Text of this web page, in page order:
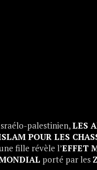
palestinien,LES
POUR LES
fille révèle l’EFFET
porté par les